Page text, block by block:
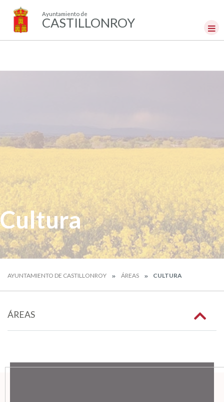
Ayuntamiento de
CASTILLONROY
Cultura
AYUNTAMIENTO DE CASTILLONROY ÁREAS CULTURA
ÁREAS